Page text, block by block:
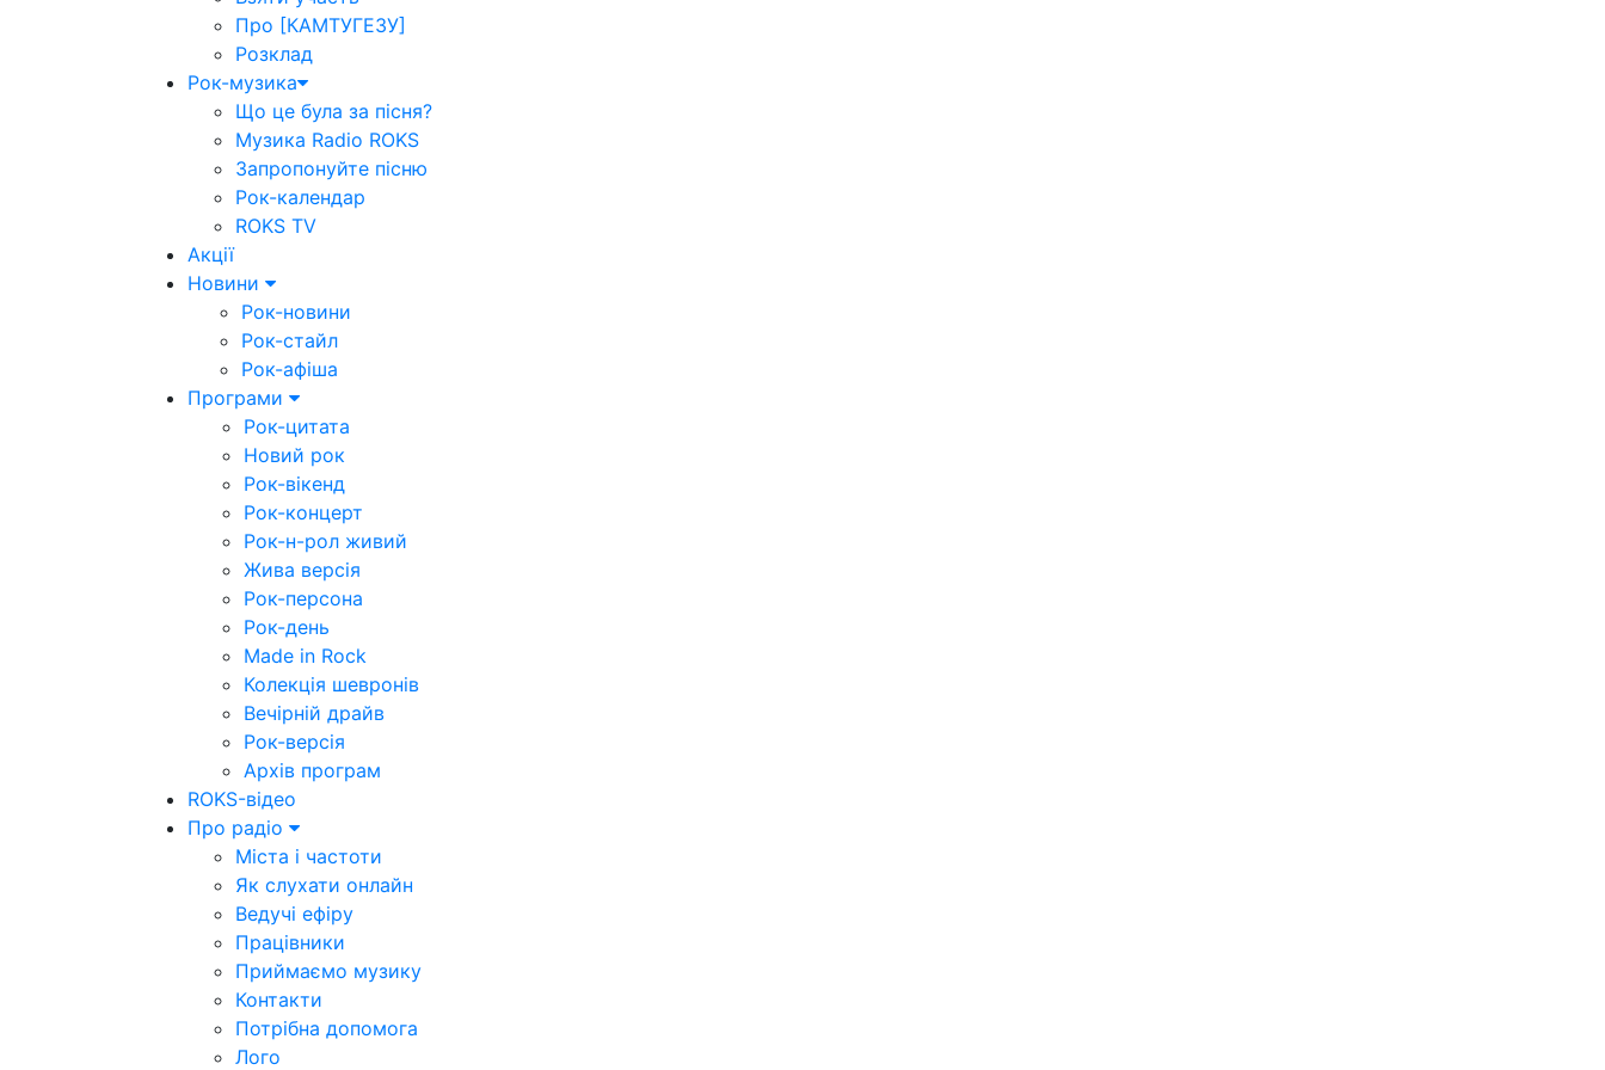
Про [КАМТУГЕЗУ]
Розклад
Рок-музика
Що це була за пісня?
Музика Radio ROKS
Запропонуйте пісню
Рок-календар
ROKS TV
Акції
Новини
Рок-новини
Рок-стайл
Рок-афіша
Програми
Рок-цитата
Новий рок
Рок-вікенд
Рок-концерт
Рок-н-рол живий
Жива версія
Рок-персона
Рок-день
Made in Rock
Колекція шевронів
Вечірній драйв
Рок-версія
Архів програм
ROKS-відео
Про радіо
Міста і частоти
Як слухати онлайн
Ведучі ефіру
Працівники
Приймаємо музику
Контакти
Потрібна допомога
Лого